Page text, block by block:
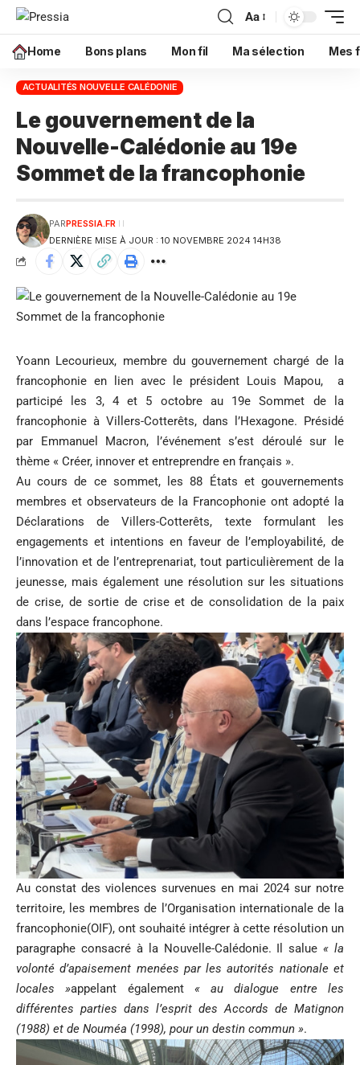
Aa
Home Bons plans Mon fil Ma sélection Mes
ACTUALITÉS NOUVELLE CALÉDONIE
Le gouvernement de la
Nouvelle-Calédonie au 19e
Sommet de la francophonie
DERNIÈRE MISE À JOUR : 10 NOVEMBRE 2024 14H38
PARPRESSIA.FR
Yoann Lecourieux, membre du gouvernement chargé de la
francophonie en lien avec le président Louis Mapou, a
participé les 3, 4 et 5 octobre au 19e Sommet de la
francophonie à Villers-Cotterêts, dans l’Hexagone. Présidé
par Emmanuel Macron, l’événement s’est déroulé sur le
thème « Créer, innover et entreprendre en français ».
Au cours de ce sommet, les 88 États et gouvernements
membres et observateurs de la Francophonie ont adopté la
Déclarations de Villers-Cotterêts, texte formulant les
engagements et intentions en faveur de l’employabilité, de
l’innovation et de l’entreprenariat, tout particulièrement de la
jeunesse, mais également une résolution sur les situations
de crise, de sortie de crise et de consolidation de la paix
dans l’espace francophone.
Au constat des violences survenues en mai 2024 sur notre
territoire, les membres de l’Organisation internationale de la
francophonie(OIF), ont souhaité intégrer à cette résolution un
paragraphe consacré à la Nouvelle-Calédonie. Il salue« la
volonté d’apaisement menées par les autorités nationale et
locales »appelant également « au dialogue entre les
différentes parties dans l’esprit des Accords de Matignon
(1988) et de Nouméa (1998), pour un destin commun ».